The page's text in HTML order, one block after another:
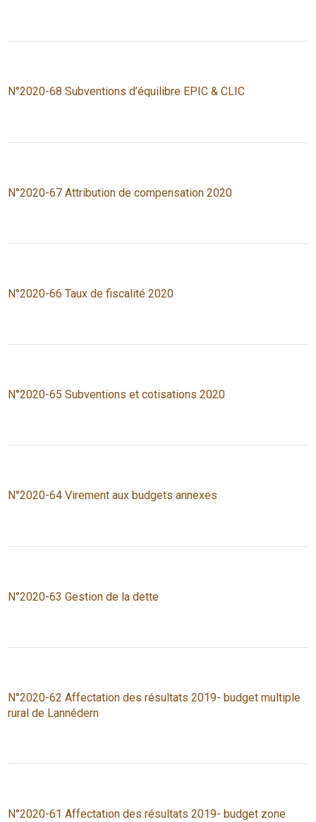
N°2020-68 Subventions d’équilibre EPIC & CLIC
N°2020-67 Attribution de compensation 2020
N°2020-66 Taux de fiscalité 2020
N°2020-65 Subventions et cotisations 2020
N°2020-64 Virement aux budgets annexes
N°2020-63 Gestion de la dette
N°2020-62 Affectation des résultats 2019- budget multiple
rural de Lannédern
N°2020-61 Affectation des résultats 2019- budget zone